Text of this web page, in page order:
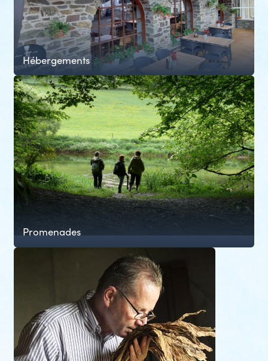
Hébergements
Promenades